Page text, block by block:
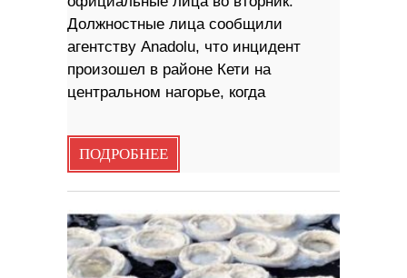
Должностные лица сообщили
агентству Anadolu, что инцидент
произошел в районе Кети на
центральном нагорье, когда
ПОДРОБНЕЕ